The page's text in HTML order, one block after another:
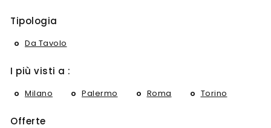
Tipologia
Da Tavolo
I più visti a :
Milano Palermo Roma Torino
Offerte